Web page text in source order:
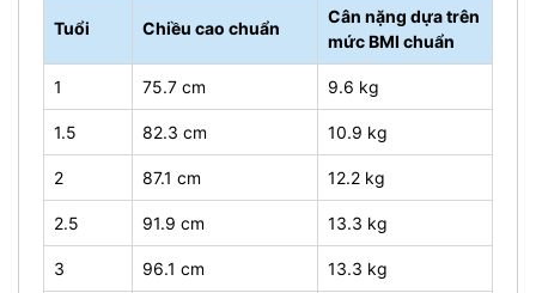
Tuổi Chiều cao chuẩn
Cân nặng dựa trên
mức BMI chuẩn
1 75.7 cm 9.6 kg
1.5 82.3 cm 10.9 kg
2 87.1 cm 12.2 kg
2.5 91.9 cm 13.3 kg
3 96.1 cm 13.3 kg